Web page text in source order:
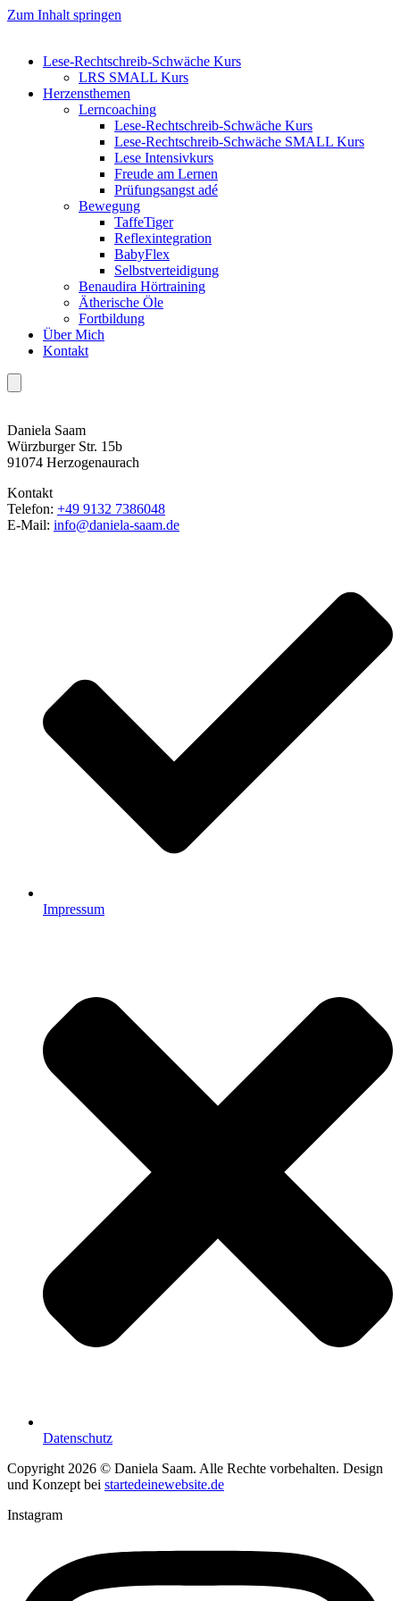
Zum Inhalt springen
Lese-Rechtschreib-Schwäche Kurs
LRS SMALL Kurs
Herzensthemen
Lerncoaching
Lese-Rechtschreib-Schwäche Kurs
Lese-Rechtschreib-Schwäche SMALL Kurs
Lese Intensivkurs
Freude am Lernen
Prüfungsangst adé
Bewegung
TaffeTiger
Reflexintegration
BabyFlex
Selbstverteidigung
Benaudira Hörtraining
Ätherische Öle
Fortbildung
Über Mich
Kontakt
Daniela Saam
Würzburger Str. 15b
91074 Herzogenaurach
Kontakt
Telefon: +49 9132 7386048
E-Mail: info@daniela-saam.de
Impressum
Datenschutz
Copyright 2026 © Daniela Saam. Alle Rechte vorbehalten. Design
und Konzept bei startedeinewebsite.de
Instagram